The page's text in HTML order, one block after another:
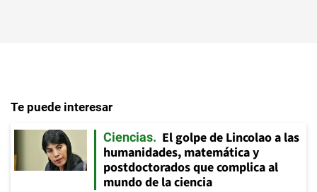
Te puede interesar
Ciencias
El golpe de Lincolao a las
humanidades, matemática y
postdoctorados que complica al
mundo de la ciencia